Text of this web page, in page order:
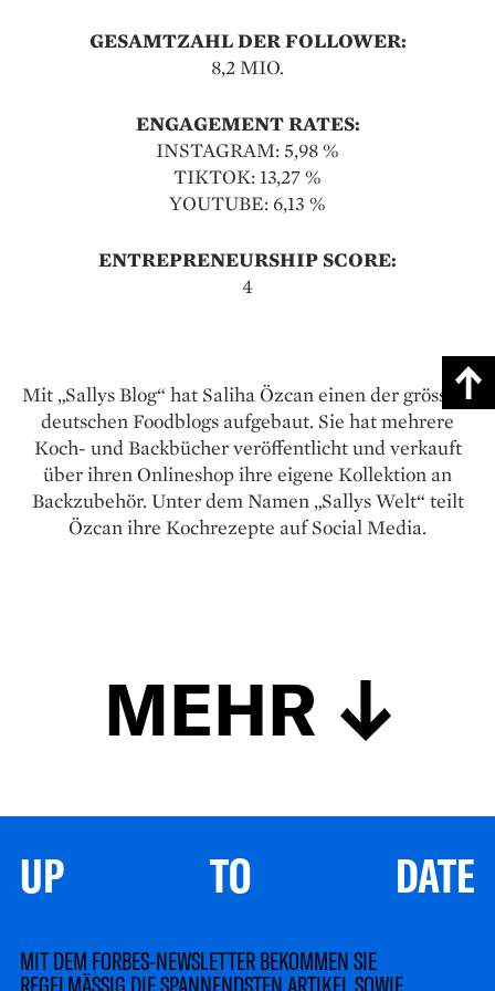
GESAMTZAHL DER FOLLOWER:
8,2 MIO.
ENGAGEMENT RATES:
INSTAGRAM: 5,98 %
TIKTOK: 13,27 %
YOUTUBE: 6,13 %
ENTREPRENEURSHIP SCORE:
4
Mit „Sallys Blog“ hat Saliha Özcan einen der grössten
deutschen Foodblogs aufgebaut. Sie hat mehrere
Koch- und Back­bücher veröffentlicht und verkauft
über ihren Onlineshop ihre eigene Kollektion an
Backzubehör. Unter dem Namen „Sallys Welt“ teilt
Özcan ihre Kochrezepte auf Social Media.
MEHR
UP TO DATE
MIT DEM FORBES-NEWSLETTER BEKOMMEN SIE
REGELMÄSSIG DIE SPANNENDSTEN ARTIKEL SOWIE